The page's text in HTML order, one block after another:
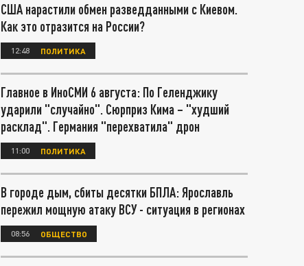
США нарастили обмен разведданными с Киевом.
Как это отразится на России?
12:48 ПОЛИТИКА
Главное в ИноСМИ 6 августа: По Геленджику
ударили "случайно". Сюрприз Кима – "худший
расклад". Германия "перехватила" дрон
11:00 ПОЛИТИКА
В городе дым, сбиты десятки БПЛА: Ярославль
пережил мощную атаку ВСУ - ситуация в регионах
08:56 ОБЩЕСТВО